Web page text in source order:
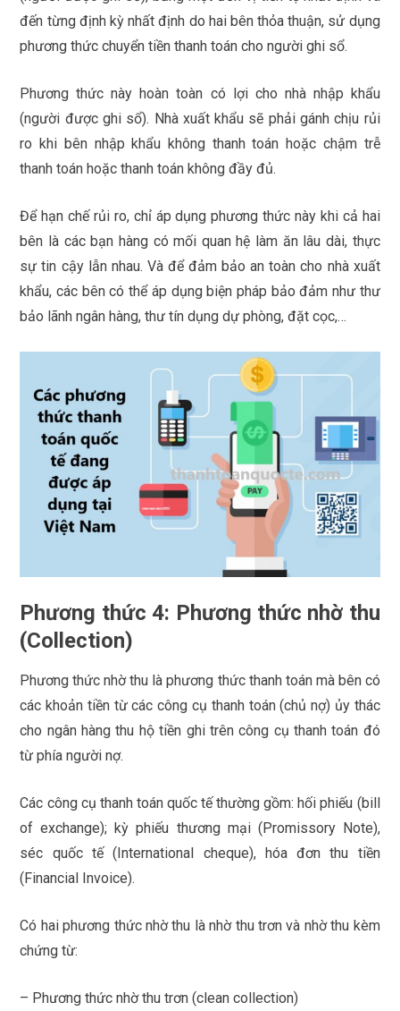
đến từng định kỳ nhất định do hai bên thỏa thuận, sử dụng
phương thức chuyển tiền thanh toán cho người ghi sổ.
Phương thức này hoàn toàn có lợi cho nhà nhập khẩu
(người được ghi sổ). Nhà xuất khẩu sẽ phải gánh chịu rủi
ro khi bên nhập khẩu không thanh toán hoặc chậm trễ
thanh toán hoặc thanh toán không đầy đủ.
Để hạn chế rủi ro, chỉ áp dụng phương thức này khi cả hai
bên là các bạn hàng có mối quan hệ làm ăn lâu dài, thực
sự tin cậy lẫn nhau. Và để đảm bảo an toàn cho nhà xuất
khẩu, các bên có thể áp dụng biện pháp bảo đảm như thư
bảo lãnh ngân hàng, thư tín dụng dự phòng, đặt cọc,…
Phương thức 4: Phương thức nhờ thu
(Collection)
Phương thức nhờ thu là phương thức thanh toán mà bên có
các khoản tiền từ các công cụ thanh toán (chủ nợ) ủy thác
cho ngân hàng thu hộ tiền ghi trên công cụ thanh toán đó
từ phía người nợ.
Các công cụ thanh toán quốc tế thường gồm: hối phiếu (bill
of exchange); kỳ phiếu thương mại (Promissory Note),
séc quốc tế (International cheque), hóa đơn thu tiền
(Financial Invoice).
Có hai phương thức nhờ thu là nhờ thu trơn và nhờ thu kèm
chứng từ:
– Phương thức nhờ thu trơn (clean collection)